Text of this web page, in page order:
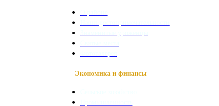
Экономика и финансы